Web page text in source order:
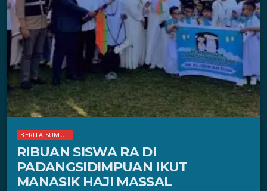
BERITA SUMUT
RIBUAN SISWA RA DI
PADANGSIDIMPUAN IKUT
MANASIK HAJI MASSAL